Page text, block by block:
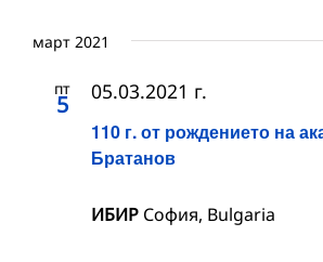
март 2021
пт
5
110 г. от рождението на
Братанов
05.03.2021 г.
ИБИР София, Bulgaria